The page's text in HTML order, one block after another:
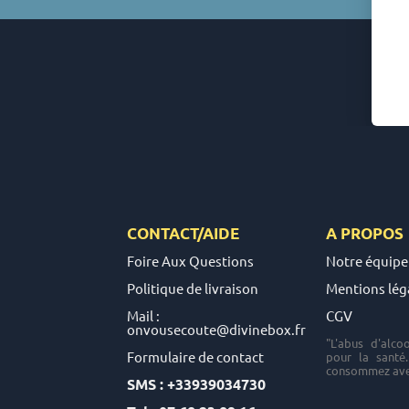
CONTACT/AIDE
Foire Aux Questions
Politique de livraison
Mail :
onvousecoute@divinebox.fr
Formulaire de contact
SMS : +33939034730
A PROPOS
Notre équipe
Mentions
CGV
"L'abus
pour la
consommez